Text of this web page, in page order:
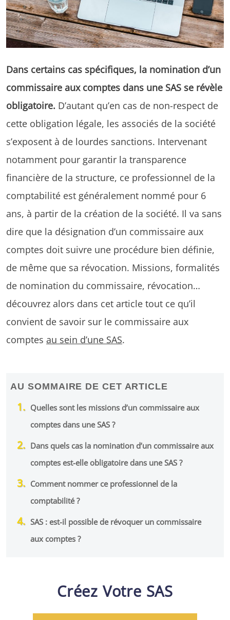
Dans certains cas spécifiques, la nomination d’un
commissaire aux comptes dans une SAS se révèle
obligatoire. D’autant qu’en cas de non-respect de
cette obligation légale, les associés de la société
s’exposent à de lourdes sanctions. Intervenant
notamment pour garantir la transparence
financière de la structure, ce professionnel de la
comptabilité est généralement nommé pour 6
ans, à partir de la création de la société. Il va sans
dire que la désignation d’un commissaire aux
comptes doit suivre une procédure bien définie,
de même que sa révocation. Missions, formalités
de nomination du commissaire, révocation…
découvrez alors dans cet article tout ce qu’il
convient de savoir sur le commissaire aux
comptes au sein d’une SAS.
AU SOMMAIRE DE CET ARTICLE
Quelles sont les missions d’un commissaire aux
comptes dans une SAS ?
Dans quels cas la nomination d’un commissaire aux
comptes est-elle obligatoire dans une SAS ?
Comment nommer ce professionnel de la
comptabilité ?
SAS : est-il possible de révoquer un commissaire
aux comptes ?
Créez Votre SAS